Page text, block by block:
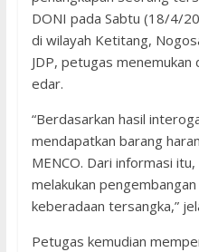
DONI pada Sabtu (18/4/
di wilayah Ketitang,
JDP, petugas
edar.
“Berdasarkan hasil
mendapatkan barang
MENCO. Dari informasi
melakukan
keberadaan tersangka,”
Petugas kemudian